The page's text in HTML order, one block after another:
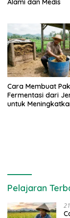
Alami dan Medis
Cara Membuat
Fermentasi dari
untuk
Pelajaran